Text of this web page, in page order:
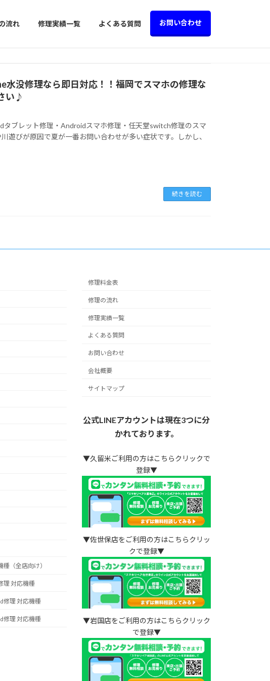
流れ 修理実績一覧 よくある質問 お問い合わせ
水没修理なら即日対応！！福岡でスマホの修理な
い♪
タブレット修理・Androidスマホ修理・任天堂switch修理のスマ
遊びが原因で夏が一番お問い合わせが多い症状です。しかし、
続きを読む
（全店向け）
理 対応機種
修理 対応機種
修理 対応機種
修理料金表
修理の流れ
修理実績一覧
よくある質問
お問い合わせ
会社概要
サイトマップ
公式LINEアカウントは現在3つに分
かれております。
▼久留米ご利用の方はこちらクリックで
登録▼
▼佐世保店をご利用の方はこちらクリッ
クで登録▼
▼岩国店をご利用の方はこちらクリック
で登録▼